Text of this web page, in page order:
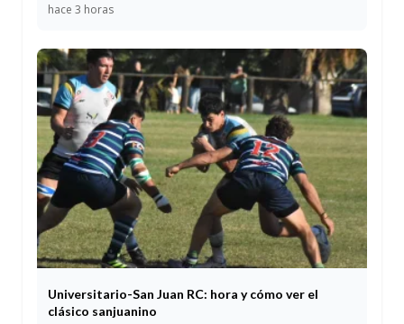
hace 3 horas
Universitario-San Juan RC: hora y cómo ver el
clásico sanjuanino